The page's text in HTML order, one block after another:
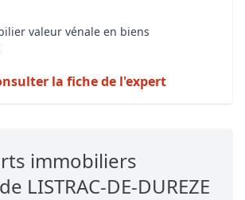
valeur vénale en biens
la fiche de l'expert
immobiliers
LISTRAC-DE-DUREZE